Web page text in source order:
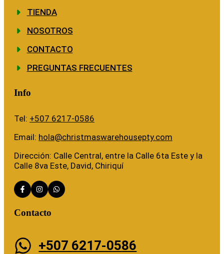
TIENDA
NOSOTROS
CONTACTO
PREGUNTAS FRECUENTES
Info
Tel: +507 6217-0586
Email: hola@christmaswarehousepty.com
Dirección: Calle Central, entre la Calle 6ta Este y la
Calle 8va Este, David, Chiriquí
Contacto
+507 6217-0586